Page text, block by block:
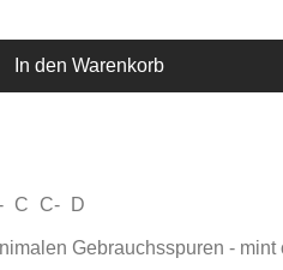
In den Warenkorb
C C- D
Gebrauchsspuren - mint